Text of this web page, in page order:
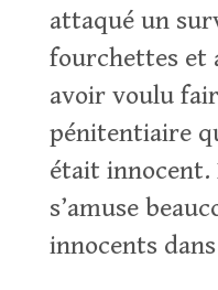
attaqué un
fourchettes et
avoir voulu
pénitentiaire
était innocent.
s’amuse
innocents